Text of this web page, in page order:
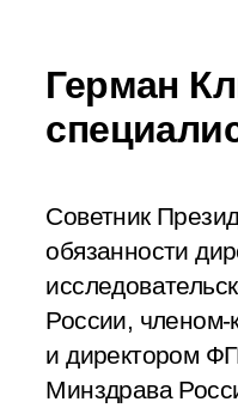
Герман
Советник
обязанности
России,
и директором
Минздрава